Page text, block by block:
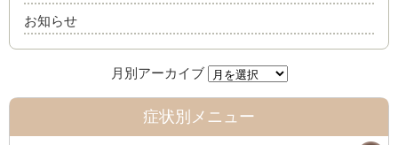
お知らせ
症状別メニュー